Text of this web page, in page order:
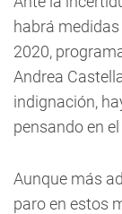
habrá
2020,
Andrea
indignación,
pensando en
Aunque más
paro en estos